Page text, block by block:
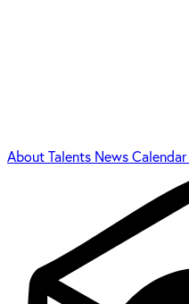
AboutTalents NewsCalendar